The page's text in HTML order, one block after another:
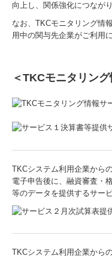
向上し、関係強化につながり
なお、TKCモニタリング情
用中の関与先企業がご利用
＜TKCモニタリン
TKCシステム利用企業から
電子申告後に、融資審査・
等のデータを提供するサービ
TKCシステム利用企業から